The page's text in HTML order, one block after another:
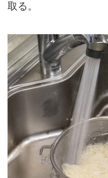
取る。